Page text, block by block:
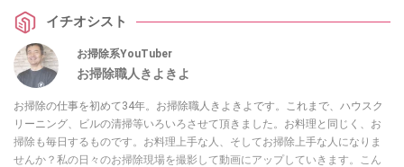
イチオシスト
お掃除系YouTuber
お掃除職人きよきよ
お掃除の仕事を初めて34年。お掃除職人きよきよです。これまで、ハウスク
リーニング、ビルの清掃等いろいろさせて頂きました。お料理と同じく、お
掃除も毎日するものです。お料理上手な人、そしてお掃除上手な人になりま
せんか？私の日々のお掃除現場を撮影して動画にアップしていきます。こん